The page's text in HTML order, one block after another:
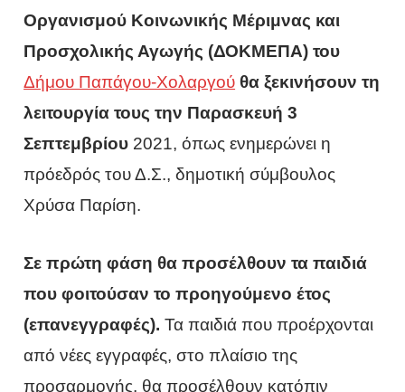
Οργανισμού Κοινωνικής Μέριμνας και
Προσχολικής Αγωγής (ΔΟΚΜΕΠΑ) του
Δήμου Παπάγου-Χολαργού θα ξεκινήσουν τη
λειτουργία τους την Παρασκευή 3
Σεπτεμβρίου 2021, όπως ενημερώνει η
πρόεδρός του Δ.Σ., δημοτική σύμβουλος
Χρύσα Παρίση.
Σε πρώτη φάση θα προσέλθουν τα παιδιά
που φοιτούσαν το προηγούμενο έτος
(επανεγγραφές). Τα παιδιά που προέρχονται
από νέες εγγραφές, στο πλαίσιο της
προσαρμογής, θα προσέλθουν κατόπιν